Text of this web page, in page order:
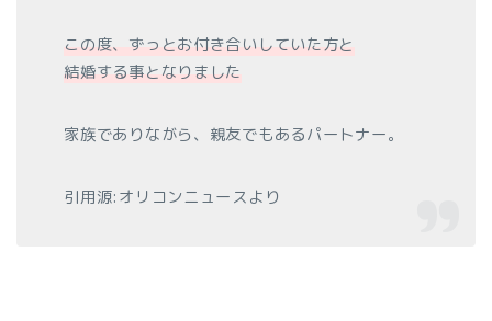
この度、ずっとお付き合いしていた方と
結婚する事となりました
家族でありながら、親友でもあるパートナー。
引用源:オリコンニュースより